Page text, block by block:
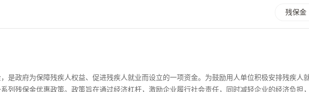
残保金
是政府为保障残疾人权益、促进残疾人就业而设立的一项资金。为鼓励用人单位积极安排残疾人
列残保金优惠政策。政策旨在通过经济杠杆，激励企业履行社会责任，同时减轻企业的经济负担，